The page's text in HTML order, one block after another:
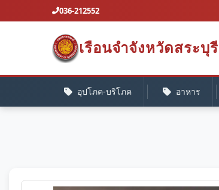
036-212552
เรือนจำจังหวัดสระบุรี
อุปโภค-บริโภค อาหาร